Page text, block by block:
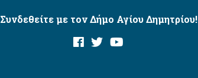
Συνδεθείτε με τον Δήμο Αγίου Δημητρίου!